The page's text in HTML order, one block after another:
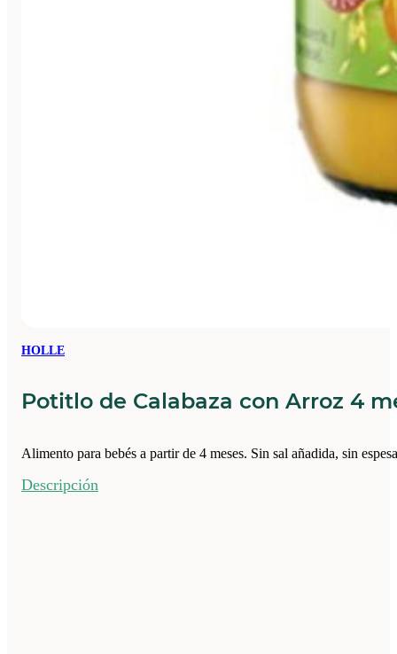
HOLLE
Potitlo de Calabaza con Arroz 4
Alimento para bebés a partir de 4 meses. Sin sal añadida, sin
Descripción